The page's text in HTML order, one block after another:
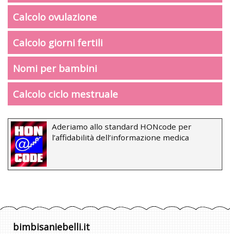
Calcolo ovulazione
Calcolo giorni fertili
Nomi per bambini
Calcolo ciclo mestruale
Aderiamo allo standard HONcode per
l’affidabilità dell’informazione medica
bimbisaniebelli.it